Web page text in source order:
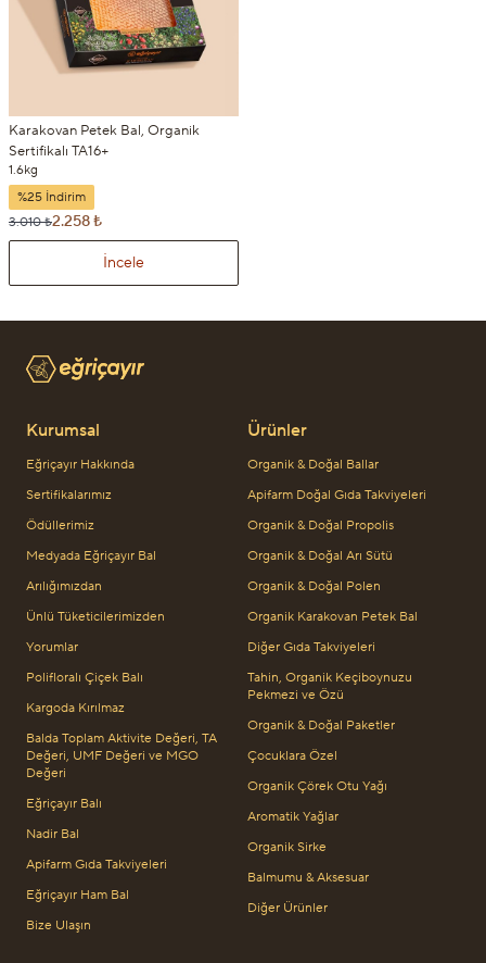
Karakovan Petek Bal, Organik
Sertifikalı TA16+
1.6kg
%25 İndirim
3.010 ₺2.258 ₺
İncele
Kurumsal
Eğriçayır Hakkında
Sertifikalarımız
Ödüllerimiz
Medyada Eğriçayır Bal
Arılığımızdan
Ünlü Tüketicilerimizden
Yorumlar
Polifloralı Çiçek Balı
Kargoda Kırılmaz
Balda Toplam Aktivite Değeri, TA
Değeri, UMF Değeri ve MGO
Değeri
Eğriçayır Balı
Nadir Bal
Apifarm Gıda Takviyeleri
Eğriçayır Ham Bal
Bize Ulaşın
Ürünler
Organik & Doğal Ballar
Apifarm Doğal Gıda Takviyeleri
Organik & Doğal Propolis
Organik & Doğal Arı Sütü
Organik & Doğal Polen
Organik Karakovan Petek Bal
Diğer Gıda Takviyeleri
Tahin, Organik Keçiboynuzu
Pekmezi ve Özü
Organik & Doğal Paketler
Çocuklara Özel
Organik Çörek Otu Yağı
Aromatik Yağlar
Organik Sirke
Balmumu & Aksesuar
Diğer Ürünler